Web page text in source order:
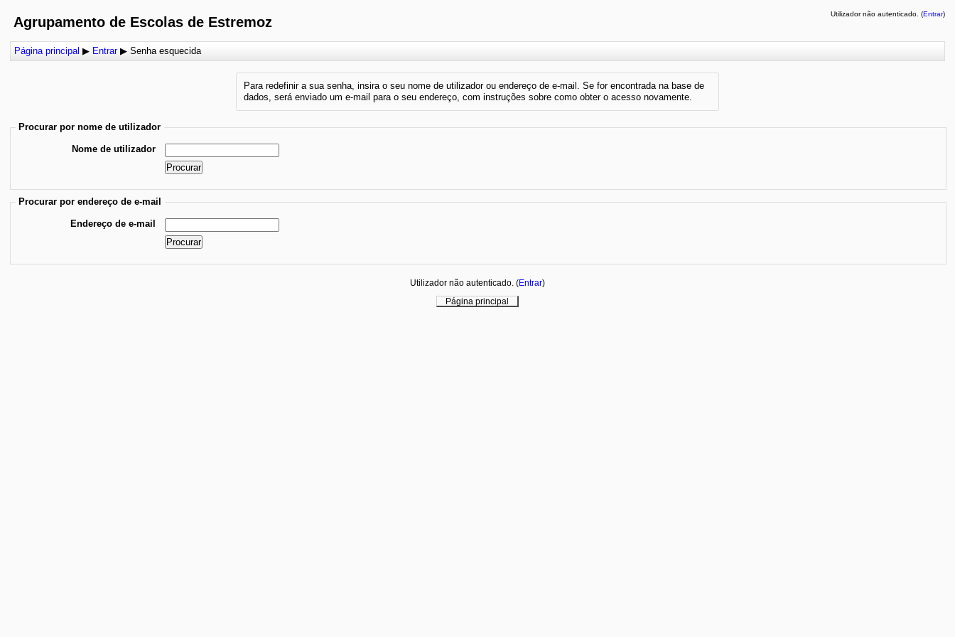
Agrupamento de Escolas de Estremoz
Utilizador não autenticado. (Entrar)
Página principal ▶ Entrar ▶ Senha esquecida
Para redefinir a sua senha, insira o seu nome de utilizador ou endereço de e-mail. Se for encontrada na base de
dados, será enviado um e-mail para o seu endereço, com instruções sobre como obter o acesso novamente.
Procurar por nome de utilizador
Nome de utilizador
Procurar por endereço de e-mail
Endereço de e-mail
Utilizador não autenticado. (Entrar)
Página principal